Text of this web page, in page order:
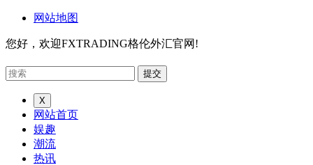
网站地图
您好，欢迎FXTRADING格伦外汇官网!
X
网站首页
娱趣
潮流
热讯